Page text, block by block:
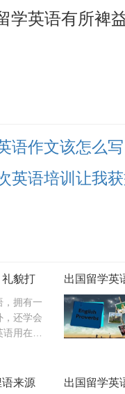
学英语有所裨
语作文该怎么
英语培训让我
貌打
，拥有一
，还学会
用在什
口语学
出国留学英
100句
来源
出国留学英